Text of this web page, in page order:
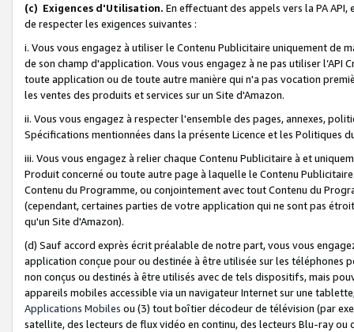
(c) Exigences d'Utilisation. En effectuant des appels vers la PA
de respecter les exigences suivantes :
i. Vous vous engagez à utiliser le Contenu Publicitaire uniquement de
de son champ d'application. Vous vous engagez à ne pas utiliser l’API
toute application ou de toute autre manière qui n'a pas vocation
les ventes des produits et services sur un Site d'Amazon.
ii. Vous vous engagez à respecter l'ensemble des pages, annexes,
Spécifications mentionnées dans la présente Licence et les Politiques
iii. Vous vous engagez à relier chaque Contenu Publicitaire à et
Produit concerné ou toute autre page à laquelle le Contenu
Contenu du Programme, ou conjointement avec tout Contenu du
(cependant, certaines parties de votre application qui ne sont pas
qu'un Site d'Amazon).
(d) Sauf accord exprès écrit préalable de notre part, vous vous
application conçue pour ou destinée à être utilisée sur les téléphones
non conçus ou destinés à être utilisés avec de tels dispositifs, mais
appareils mobiles accessible via un navigateur Internet sur une
Applications Mobiles ou (3) tout boîtier décodeur de télévision (par
satellite, des lecteurs de flux vidéo en continu, des lecteurs Blu-ray